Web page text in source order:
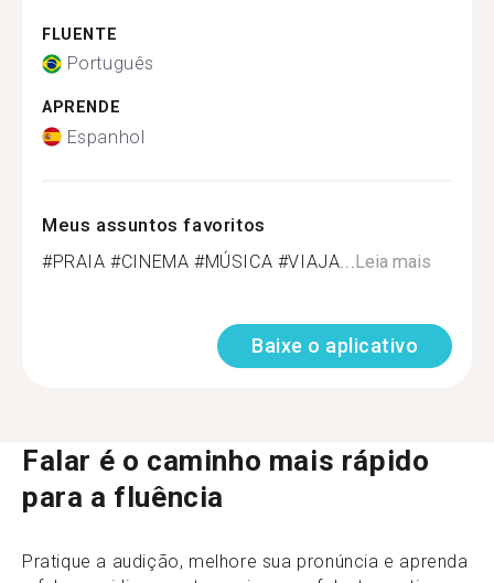
FLUENTE
Português
APRENDE
Espanhol
Meus assuntos favoritos
#PRAIA #CINEMA #MÚSICA #VIAJA... Leia mais
Baixe o aplicativo
Falar é o caminho mais rápido
para a fluência
Pratique a audição, melhore sua pronúncia e aprenda